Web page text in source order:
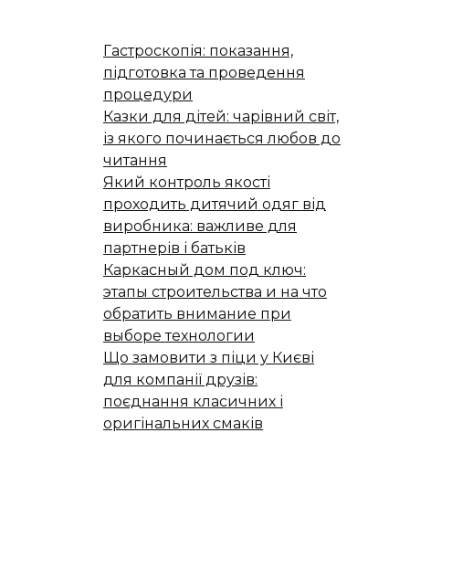
Гастроскопія: показання,
підготовка та проведення
процедури
Казки для дітей: чарівний світ,
із якого починається любов до
читання
Який контроль якості
проходить дитячий одяг від
виробника: важливе для
партнерів і батьків
Каркасный дом под ключ:
этапы строительства и на что
обратить внимание при
выборе технологии
Що замовити з піци у Києві
для компанії друзів:
поєднання класичних і
оригінальних смаків